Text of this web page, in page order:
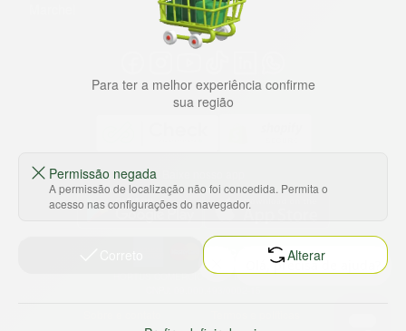
HORTUS COMERCIO DE ALIMENTOS S.A
Para ter a melhor experiência confirme
sua região
Permissão negada
A permissão de localização não foi concedida. Permita o
acesso nas configurações do navegador.
Alterar